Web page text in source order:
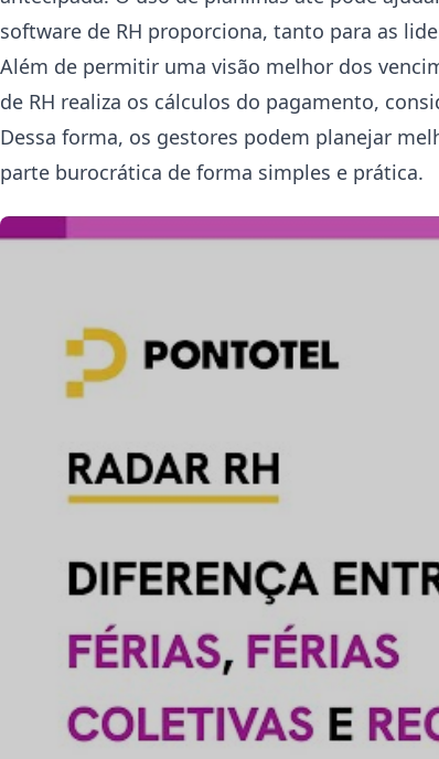
software de RH proporciona, tanto para as
Além de permitir uma visão melhor dos
de RH realiza os cálculos do pagamento,
Dessa forma, os gestores podem planejar
parte burocrática de forma simples e prática.